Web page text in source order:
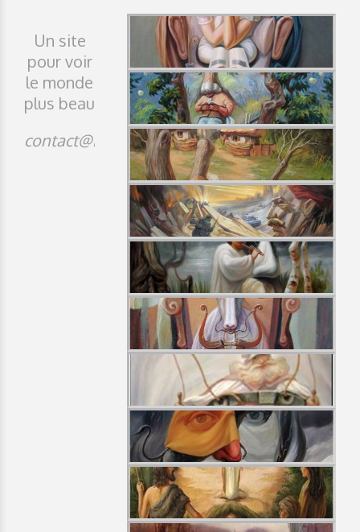
Un site
pour voir
le monde
plus beau
contact@idji.org